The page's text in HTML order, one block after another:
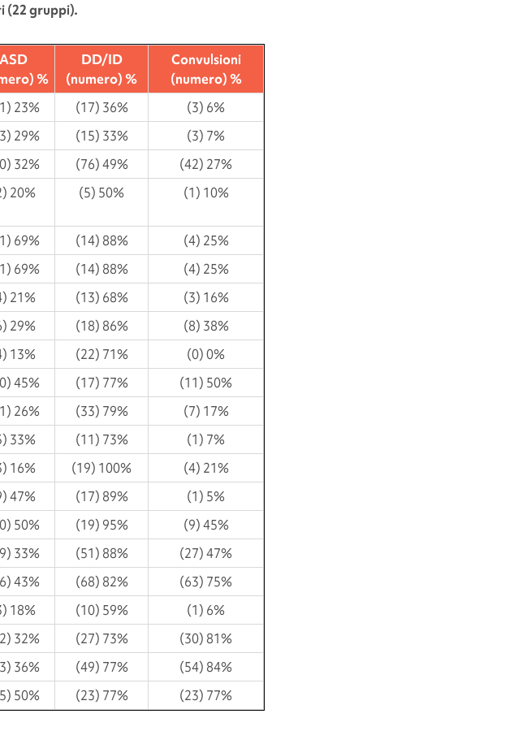
(22 gruppi).
ASD
%
DD/ID
(numero) %
Convulsioni
(numero) %
23% (17) 36%
(3) 6%
29% (15) 33%
(3) 7%
32% (76) 49%
(42) 27%
20% (5) 50% (1) 10%
69% (14) 88%
(4) 25%
69% (14) 88%
(4) 25%
21% (13) 68%
(3) 16%
29% (18) 86%
(8) 38%
13% (22) 71%
(0) 0%
45% (17) 77%
(11) 50%
26% (33) 79%
(7) 17%
33% (11) 73%
(1) 7%
16% (19) 100%
(4) 21%
47% (17) 89%
(1) 5%
50% (19) 95%
(9) 45%
33% (51) 88%
(27) 47%
43% (68) 82%
(63) 75%
18% (10) 59%
(1) 6%
32% (27) 73%
(30) 81%
36% (49) 77%
(54) 84%
50% (23) 77% (23) 77%